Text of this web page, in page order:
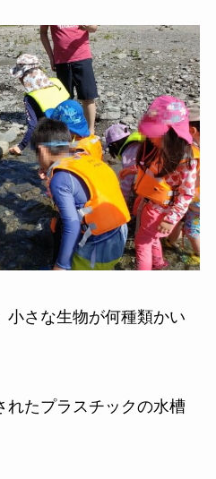
小さな生物が何種類かい
れたプラスチックの水槽